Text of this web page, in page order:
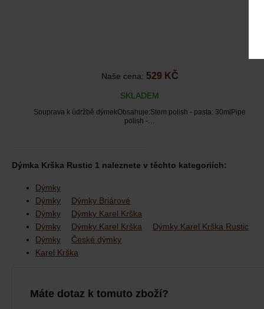
Naše cena: 529 KČ
SKLADEM
Souprava k údržbě dýmekObsahuje:Stem polish - pasta: 30mlPipe
polish -…
Dýmka Krška Rustic 1 naleznete v těchto kategoriích:
Dýmky
Dýmky
Dýmky Briárové
Dýmky
Dýmky Karel Krška
Dýmky
Dýmky Karel Krška
Dýmky Karel Krška Rustic
Dýmky
České dýmky
Karel Krška
Máte dotaz k tomuto zboží?